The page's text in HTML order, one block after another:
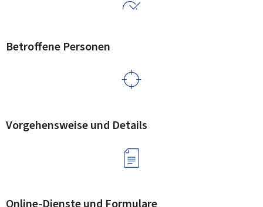
Betroffene Personen
Vorgehensweise und Details
Online-Dienste und Formulare